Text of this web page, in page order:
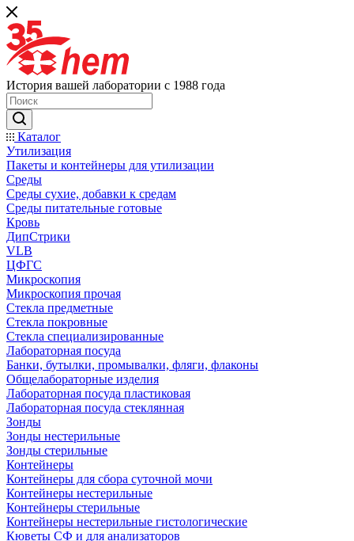
История вашей лаборатории с 1988 года
Каталог
Утилизация
Пакеты и контейнеры для утилизации
Среды
Среды сухие, добавки к средам
Среды питательные готовые
Кровь
ДипСтрики
VLB
ЦФГС
Микроскопия
Микроскопия прочая
Стекла предметные
Стекла покровные
Стекла специализированные
Лабораторная посуда
Банки, бутылки, промывалки, фляги, флаконы
Общелабораторные изделия
Лабораторная посуда пластиковая
Лабораторная посуда стеклянная
Зонды
Зонды нестерильные
Зонды стерильные
Контейнеры
Контейнеры для сбора суточной мочи
Контейнеры нестерильные
Контейнеры стерильные
Контейнеры нестерильные гистологические
Кюветы СФ и для анализаторов